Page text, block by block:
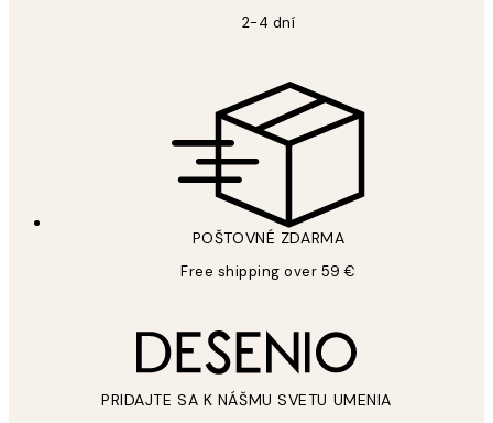
2-4 dní
POŠTOVNÉ ZDARMA
Free shipping over 59 €
PRIDAJTE SA K NÁŠMU SVETU UMENIA